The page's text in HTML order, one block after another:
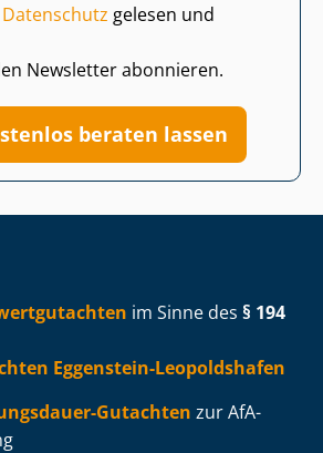
Datenschutz gelesen und
Newsletter abonnieren.
beraten lassen
im Sinne des § 194
Eggenstein-Leopoldshafen
Gutachten zur AfA-